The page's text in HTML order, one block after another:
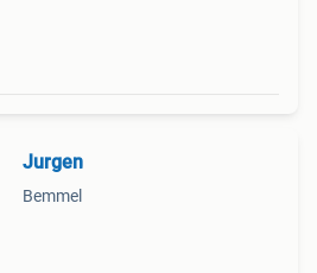
Jurgen
Bemmel